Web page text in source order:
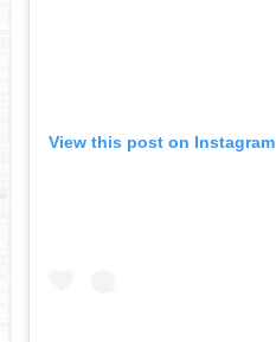
View this post on Instagram